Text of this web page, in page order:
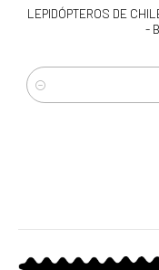
LEPIDÓPTEROS DE
-
Cantidad